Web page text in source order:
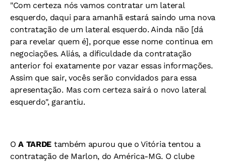
"Com certeza nós vamos contratar um lateral
esquerdo, daqui para amanhã estará saindo uma nova
contratação de um lateral esquerdo. Ainda não [dá
para revelar quem é], porque esse nome continua em
negociações. Aliás, a dificuldade da contratação
anterior foi exatamente por vazar essas informações.
Assim que sair, vocês serão convidados para essa
apresentação. Mas com certeza sairá o novo lateral
esquerdo", garantiu.
OA TARDE também apurou que o Vitória tentou a
contratação de Marlon, do América-MG. O clube